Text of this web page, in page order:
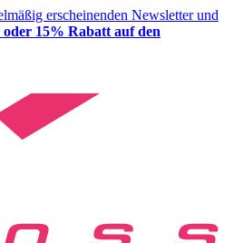
erscheinenden Newsletter und
15% Rabatt auf den